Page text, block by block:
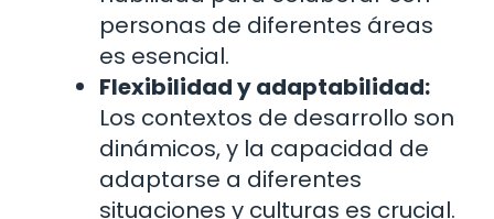
personas de diferentes áreas
es esencial.
Flexibilidad y adaptabilidad:
Los contextos de desarrollo son
dinámicos, y la capacidad de
adaptarse a diferentes
situaciones y culturas es crucial.